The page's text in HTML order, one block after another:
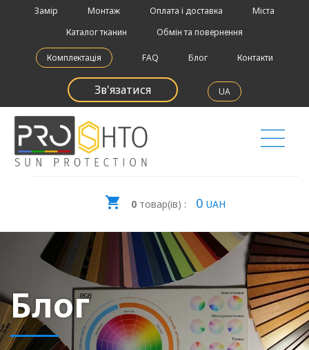
Замір Монтаж Оплата і доставка
Міста
Каталог тканин
Обмін та повернення
Комплектація FAQ Блог Контакти
Зв'язатися UA
0товар(ів) : 0 UAH
Блог